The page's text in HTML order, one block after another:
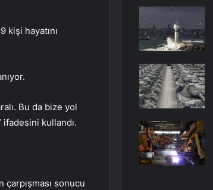
kişi hayatını
Bu da bize yol
kullandı.
çarpışması sonucu